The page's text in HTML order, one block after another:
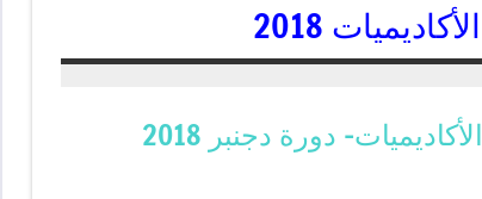
2018
دورة دجنبر 2018